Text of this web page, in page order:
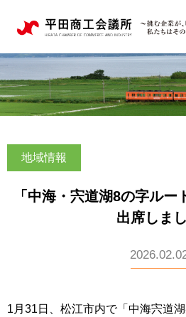
地域情報
「中海・宍道湖8の字ルー
出席しま
1月31日、松江市内で「中海宍道